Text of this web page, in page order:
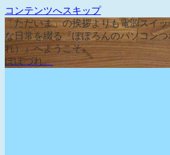
コンテンツへスキップ
「ただいま」の挨拶よりも電源スイ
な日常を綴る『ぽぽろんのパソコン
れ）』へようこそ。
ぽぽづれ。